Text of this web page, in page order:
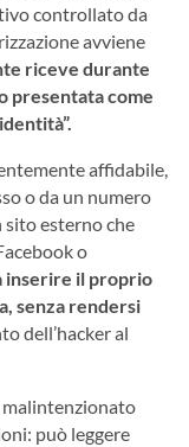
controllato da
avviene
riceve durante
presentata come
affidabile,
o da un numero
sito esterno che
o
inserire il proprio
senza rendersi
dell’hacker al
malintenzionato
può leggere